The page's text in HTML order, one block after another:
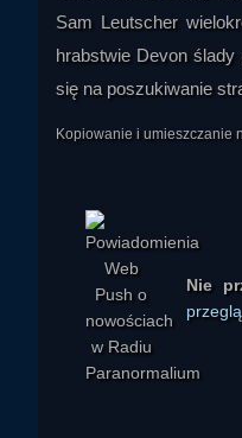
Sam Leutscher
hrabstwie Devon ślady
się na poszukiwanie
Kopiowanie i umieszczanie
Nie
Aneirol